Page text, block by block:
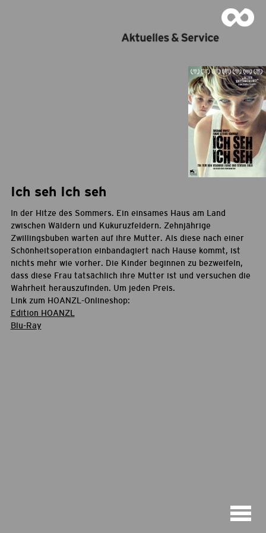
Ich seh Ich seh
In der Hitze des Sommers. Ein einsames Haus am Land
zwischen Wäldern und Kukuruzfeldern. Zehnjährige
Zwillingsbuben warten auf ihre Mutter. Als diese nach einer
Schönheitsoperation einbandagiert nach Hause kommt, ist
nichts mehr wie vorher. Die Kinder beginnen zu bezweifeln,
dass diese Frau tatsächlich ihre Mutter ist und versuchen die
Wahrheit herauszufinden. Um jeden Preis.
Link zum HOANZL-Onlineshop:
Edition HOANZL
Blu-Ray